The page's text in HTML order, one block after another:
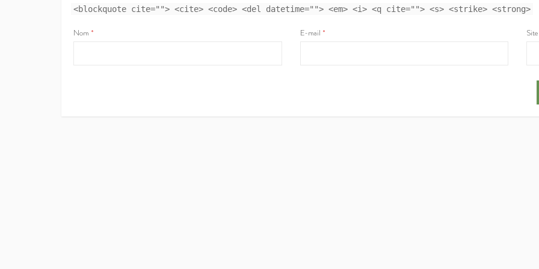
<blockquote cite=""> <cite> <code> <del datetime=""> <em> <i> <q cite=""> <s> <strike> <strong>
Nom * E-mail *